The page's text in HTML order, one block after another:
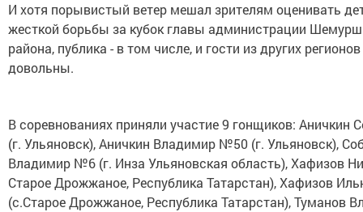
И хотя порывистый ветер мешал зрителям оценивать
жесткой борьбы за кубок главы администрации
района, публика - в том числе, и гости из других
довольны.
В соревнованиях приняли участие 9 гонщиков: Аничкин
(г. Ульяновск), Аничкин Владимир №50 (г. Ульяновск),
Владимир №6 (г. Инза Ульяновская область), Хафизов
Старое Дрожжаное, Республика Татарстан), Хафизов
(с.Старое Дрожжаное, Республика Татарстан), Туманов